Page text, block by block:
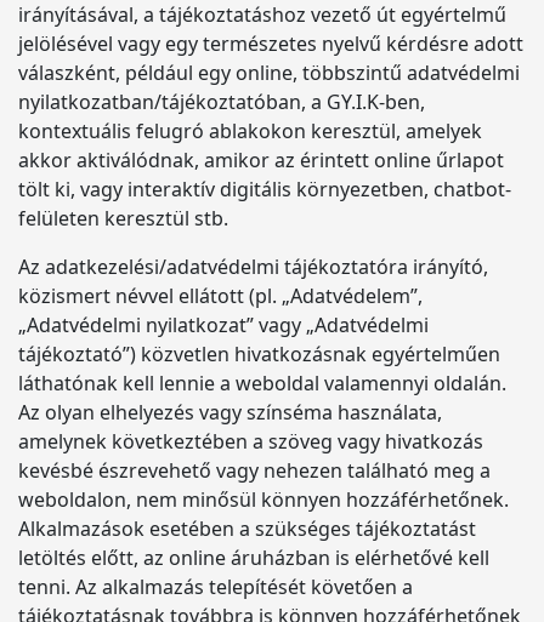
irányításával, a tájékoztatáshoz vezető út egyértelmű
jelölésével vagy egy természetes nyelvű kérdésre adott
válaszként, például egy online, többszintű adatvédelmi
nyilatkozatban/tájékoztatóban, a GY.I.K-ben,
kontextuális felugró ablakokon keresztül, amelyek
akkor aktiválódnak, amikor az érintett online űrlapot
tölt ki, vagy interaktív digitális környezetben, chatbot-
felületen keresztül stb.
Az adatkezelési/adatvédelmi tájékoztatóra irányító,
közismert névvel ellátott (pl. „Adatvédelem”,
„Adatvédelmi nyilatkozat” vagy „Adatvédelmi
tájékoztató”) közvetlen hivatkozásnak egyértelműen
láthatónak kell lennie a weboldal valamennyi oldalán.
Az olyan elhelyezés vagy színséma használata,
amelynek következtében a szöveg vagy hivatkozás
kevésbé észrevehető vagy nehezen található meg a
weboldalon, nem minősül könnyen hozzáférhetőnek.
Alkalmazások esetében a szükséges tájékoztatást
letöltés előtt, az online áruházban is elérhetővé kell
tenni. Az alkalmazás telepítését követően a
tájékoztatásnak továbbra is könnyen hozzáférhetőnek